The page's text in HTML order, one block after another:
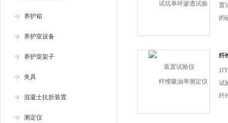
养护箱
养护室设备
养护室架子
夹具
混凝土抗折装置
测定仪
置
的
纤
试
纤